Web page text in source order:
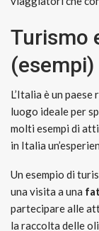
Turismo
(esempi)
L’Italia è un
luogo ideale per
molti esempi di
in Italia
Un esempio di
una visita a una
partecipare alle
la raccolta delle